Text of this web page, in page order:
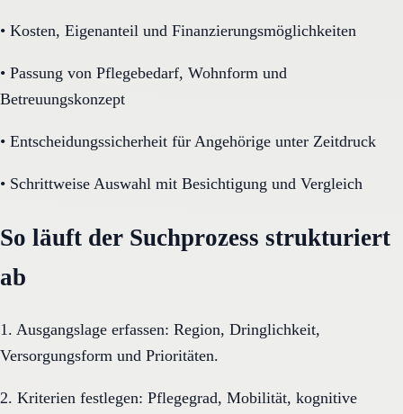
• Kosten, Eigenanteil und Finanzierungsmöglichkeiten
• Passung von Pflegebedarf, Wohnform und
Betreuungskonzept
• Entscheidungssicherheit für Angehörige unter Zeitdruck
• Schrittweise Auswahl mit Besichtigung und Vergleich
So läuft der Suchprozess strukturiert
ab
1. Ausgangslage erfassen: Region, Dringlichkeit,
Versorgungsform und Prioritäten.
2. Kriterien festlegen: Pflegegrad, Mobilität, kognitive